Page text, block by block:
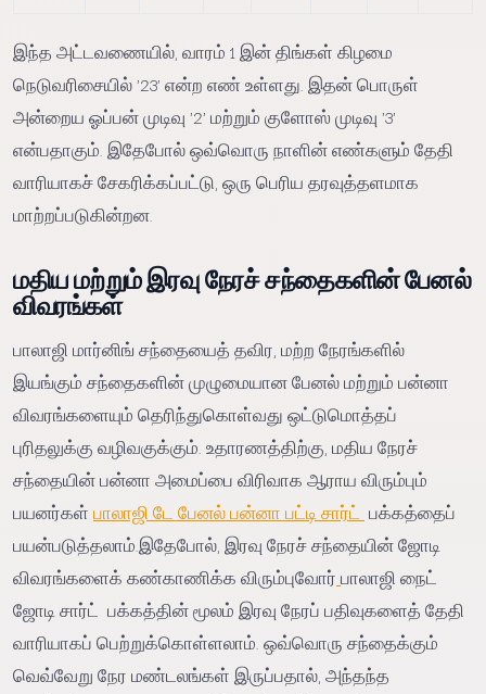
இந்த அட்டவணையில், வாரம் 1 இன் திங்கள் கிழமை
நெடுவரிசையில் '23' என்ற எண் உள்ளது. இதன் பொருள்
அன்றைய ஓப்பன் முடிவு '2' மற்றும் குளோஸ் முடிவு '3'
என்பதாகும். இதேபோல் ஒவ்வொரு நாளின் எண்களும் தேதி
வாரியாகச் சேகரிக்கப்பட்டு, ஒரு பெரிய தரவுத்தளமாக
மாற்றப்படுகின்றன.
மதிய மற்றும் இரவு நேரச் சந்தைகளின் பேனல்
விவரங்கள்
பாலாஜி மார்னிங் சந்தையைத் தவிர, மற்ற நேரங்களில்
இயங்கும் சந்தைகளின் முழுமையான பேனல் மற்றும் பன்னா
விவரங்களையும் தெரிந்துகொள்வது ஒட்டுமொத்தப்
புரிதலுக்கு வழிவகுக்கும். உதாரணத்திற்கு, மதிய நேரச்
சந்தையின் பன்னா அமைப்பை விரிவாக ஆராய விரும்பும்
பயனர்கள் பாலாஜி டே பேனல் பன்னா பட்டி சார்ட் பக்கத்தைப்
பயன்படுத்தலாம்.இதேபோல், இரவு நேரச் சந்தையின் ஜோடி
விவரங்களைக் கண்காணிக்க விரும்புவோர் பாலாஜி நைட்
ஜோடி சார்ட் பக்கத்தின் மூலம் இரவு நேரப் பதிவுகளைத் தேதி
வாரியாகப் பெற்றுக்கொள்ளலாம். ஒவ்வொரு சந்தைக்கும்
வெவ்வேறு நேர மண்டலங்கள் இருப்பதால், அந்தந்த